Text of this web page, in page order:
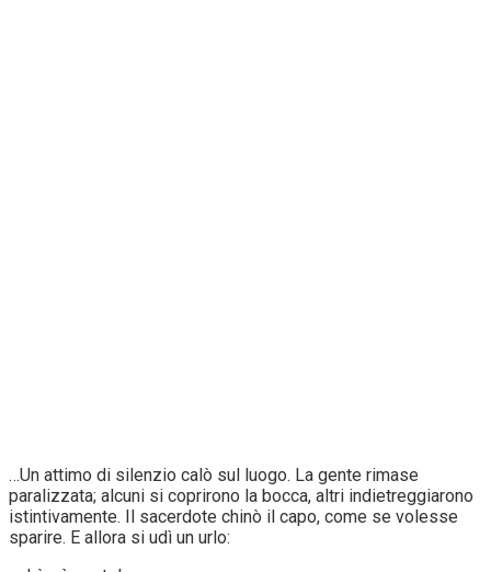
…Un attimo di silenzio calò sul luogo. La gente rimase
paralizzata; alcuni si coprirono la bocca, altri indietreggiarono
istintivamente. Il sacerdote chinò il capo, come se volesse
sparire. E allora si udì un urlo: